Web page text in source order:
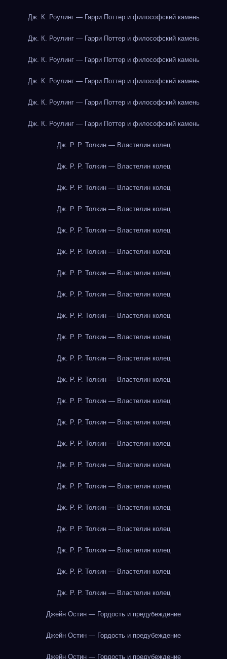
Дж. К. Роулинг — Гарри Поттер и философский камень
Дж. К. Роулинг — Гарри Поттер и философский камень
Дж. К. Роулинг — Гарри Поттер и философский камень
Дж. К. Роулинг — Гарри Поттер и философский камень
Дж. К. Роулинг — Гарри Поттер и философский камень
Дж. К. Роулинг — Гарри Поттер и философский камень
Дж. Р. Р. Толкин — Властелин колец
Дж. Р. Р. Толкин — Властелин колец
Дж. Р. Р. Толкин — Властелин колец
Дж. Р. Р. Толкин — Властелин колец
Дж. Р. Р. Толкин — Властелин колец
Дж. Р. Р. Толкин — Властелин колец
Дж. Р. Р. Толкин — Властелин колец
Дж. Р. Р. Толкин — Властелин колец
Дж. Р. Р. Толкин — Властелин колец
Дж. Р. Р. Толкин — Властелин колец
Дж. Р. Р. Толкин — Властелин колец
Дж. Р. Р. Толкин — Властелин колец
Дж. Р. Р. Толкин — Властелин колец
Дж. Р. Р. Толкин — Властелин колец
Дж. Р. Р. Толкин — Властелин колец
Дж. Р. Р. Толкин — Властелин колец
Дж. Р. Р. Толкин — Властелин колец
Дж. Р. Р. Толкин — Властелин колец
Дж. Р. Р. Толкин — Властелин колец
Дж. Р. Р. Толкин — Властелин колец
Дж. Р. Р. Толкин — Властелин колец
Дж. Р. Р. Толкин — Властелин колец
Джейн Остин — Гордость и предубеждение
Джейн Остин — Гордость и предубеждение
Джейн Остин — Гордость и предубеждение